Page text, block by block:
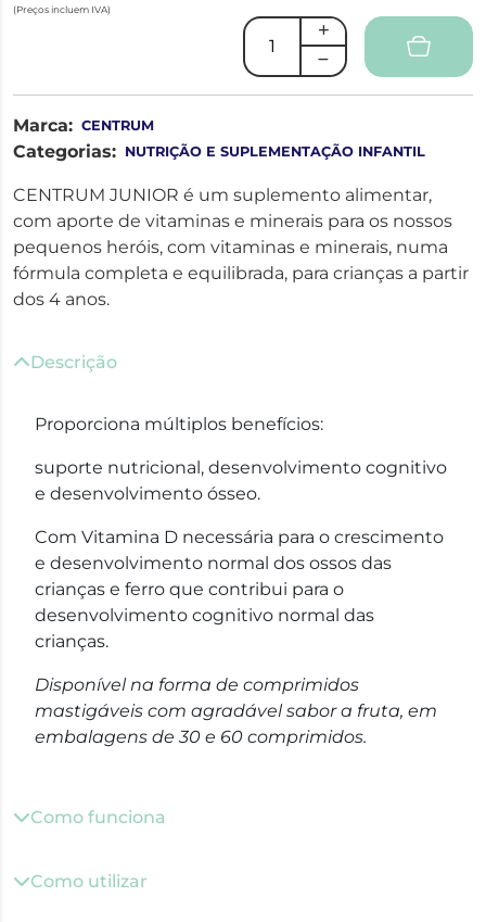
(Preços incluem IVA)
Marca: CENTRUM
Categorias: NUTRIÇÃO E SUPLEMENTAÇÃO INFANTIL
CENTRUM JUNIOR é um suplemento alimentar,
com aporte de vitaminas e minerais para os nossos
pequenos heróis, com vitaminas e minerais, numa
fórmula completa e equilibrada, para crianças a partir
dos 4 anos.
Descrição
Proporciona múltiplos benefícios:
suporte nutricional, desenvolvimento cognitivo
e desenvolvimento ósseo.
Com Vitamina D necessária para o crescimento
e desenvolvimento normal dos ossos das
crianças e ferro que contribui para o
desenvolvimento cognitivo normal das
crianças.
Disponível na forma de comprimidos
mastigáveis com agradável sabor a fruta, em
embalagens de 30 e 60 comprimidos.
Como funciona
Como utilizar